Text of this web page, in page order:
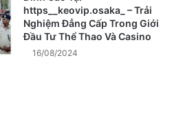
https__keovip.osaka_ – Trải
Nghiệm Đẳng Cấp Trong Giới
Đầu Tư Thể Thao Và Casino
16/08/2024